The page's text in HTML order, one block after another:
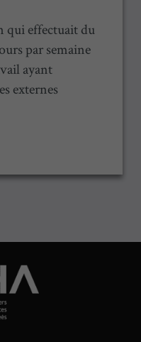
qui effectuait du
par semaine
ayant
externes